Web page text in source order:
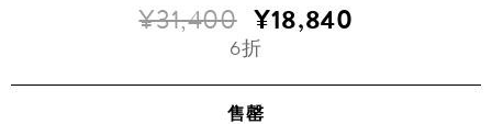
¥31,400 ¥18,840
6折
售罄